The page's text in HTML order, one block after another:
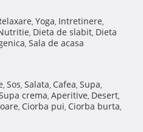
, Yoga, Intretinere,
, Dieta de slabit, Dieta
, Sala de acasa
, Sos, Salata, Cafea, Supa,
crema, Aperitive, Desert,
, Ciorba pui, Ciorba burta,